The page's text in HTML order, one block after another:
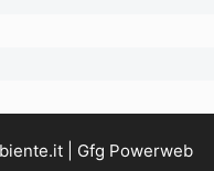
| Gfg Powerweb